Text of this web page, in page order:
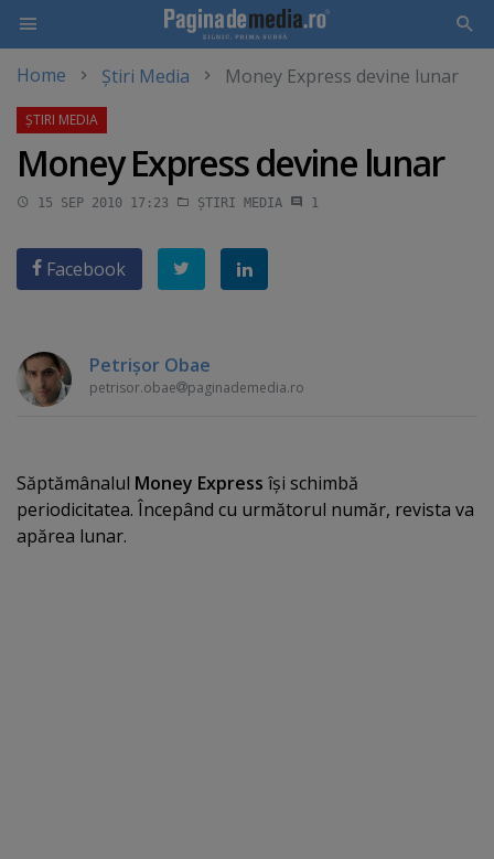
content
Home Știri Media Money Express devine lunar
Money Express devine lunar
15 SEP 2010 17:23 ȘTIRI MEDIA 1
Facebook
Petrişor Obae
petrisor.obae paginademedia.ro
Săptămânalul Money Express îşi schimbă
periodicitatea. Începând cu următorul număr, revista va
apărea lunar.